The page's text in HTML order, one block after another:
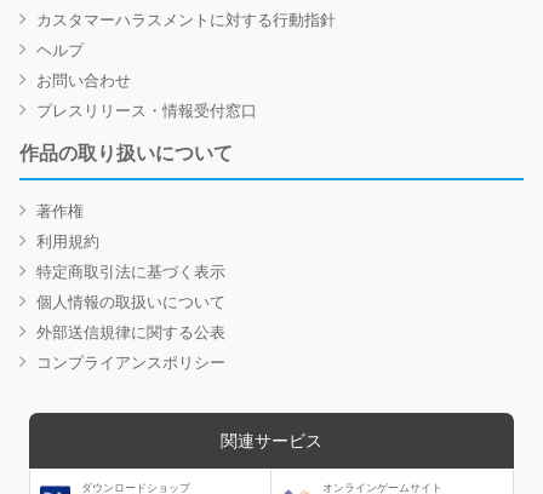
カスタマーハラスメントに対する行動指針
ヘルプ
お問い合わせ
プレスリリース・情報受付窓口
作品の取り扱いについて
著作権
利用規約
特定商取引法に基づく表示
個人情報の取扱いについて
外部送信規律に関する公表
コンプライアンスポリシー
関連サービス
ダウンロードショップ オンラインゲームサイト